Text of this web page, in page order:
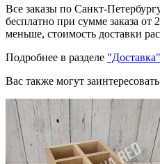
Все заказы по Санкт-
бесплатно при сумме заказа от
меньше, стоимость доставки
Подробнее в разделе "Доставка"
Вас также могут